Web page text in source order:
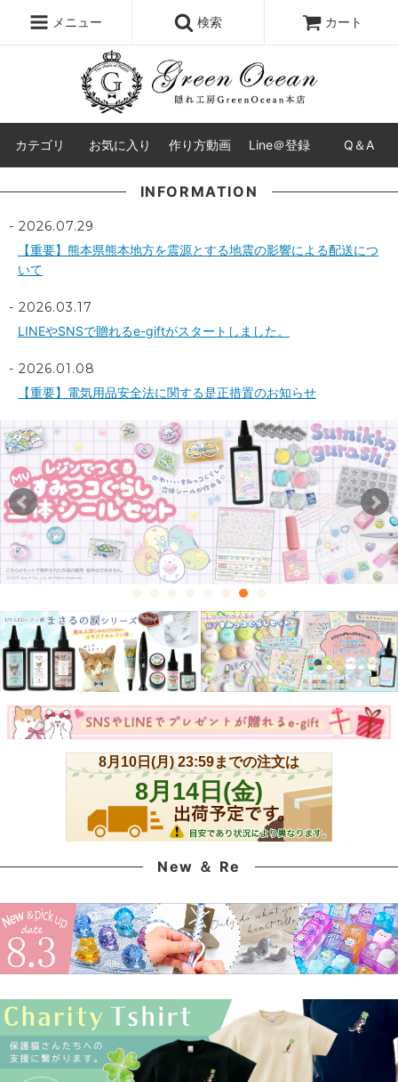
メニュー 検索 カート
カテゴリ お気に入り 作り方動画 Line＠登録 Q＆A
INFORMATION
2026.07.29
【重要】熊本県熊本地方を震源とする地震の影響による配送につ
いて
2026.03.17
LINEやSNSで贈れるe-giftがスタートしました。
2026.01.08
【重要】電気用品安全法に関する是正措置のお知らせ
New ＆ Re
シリコンモールド